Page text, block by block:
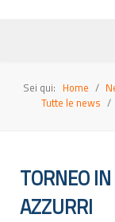
Sei qui: Home
Tutte le news
TORNEO
AZZURRI